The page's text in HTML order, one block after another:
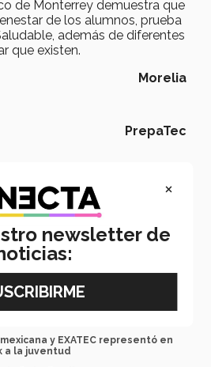
de Monterrey demuestra que
de los alumnos, prueba
además de diferentes
que existen.
Morelia
PrepaTec
Saludable,
Bienestar y
Consejería, Alimentación,
Rendimiento académico
mexicana y EXATEC representó en
a la juventud
×
newsletter de